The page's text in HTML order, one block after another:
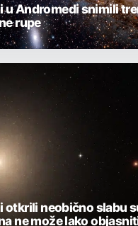
u Andromedi snimili
rupe
otkrili neobično slabu
ne može lako